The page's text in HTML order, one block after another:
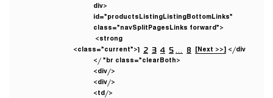
<div
id=”productsListingListingBottomLinks”
class=”navSplitPagesLinks forward”>
<strong
class=”current”>1 2 3 4 5 8 [Next >>] </div>
<br class=”clearBoth” />
</div>
</div>
</td>